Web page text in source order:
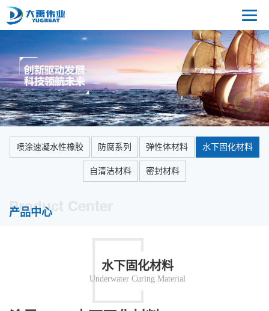
喷涂速凝水性橡胶 防腐系列 弹性体材料 水下固化材料
自清洁材料 密封材料
Product Center
产品中心
水下固化材料
Underwater Curing Material